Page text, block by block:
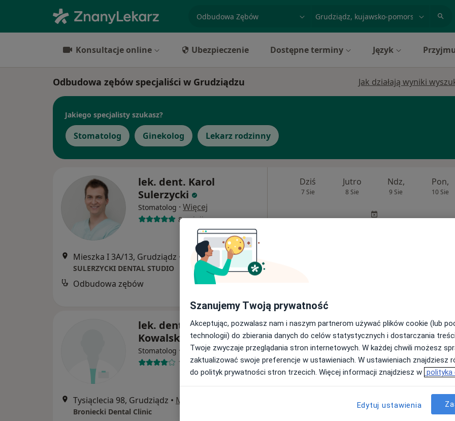
specjalizacja, badanie lub nazwisko
Konsultacje online Ubezpieczenie Dostępne terminy Język
Odbudowa zębów specjaliści w Grudziądzu Jak działają wyniki
Jakiego specjalisty szukasz?
Stomatolog Ginekolog Lekarz rodzinny
lek. dent. Karol
Sulerzycki
Stomatolog · Więcej
8 opinii
Mieszka I 3A/13, Grudziądz • Mapa
SULERZYCKI DENTAL STUDIO
Odbudowa zębów
Dziś
7 Sie
Jutro
8 Sie
Ndz,
9 Sie
Pon,
10 Sie
lek. dent. Katarzyna
Kowalska
Stomatolog · Więcej
13 opinii
Tysiąclecia 98, Grudziądz • Mapa
Broniecki Dental Clinic
Dziś
7 Sie
Jutro
8 Sie
Ndz,
9 Sie
Pon,
10 Sie
Umawianie online nie jest dostępne
Szanujemy Twoją prywatność
Akceptując, pozwalasz nam i naszym partnerom używać plików cookie (lub
technologii) do zbierania danych do celów statystycznych i dostarczania
Twoje zwyczaje przeglądania stron internetowych. W każdej chwili możesz
zaktualizować swoje preferencje w ustawieniach. W ustawieniach znajdziesz
do polityk prywatności stron trzecich. Więcej informacji znajdziesz w polityka
Edytuj ustawienia